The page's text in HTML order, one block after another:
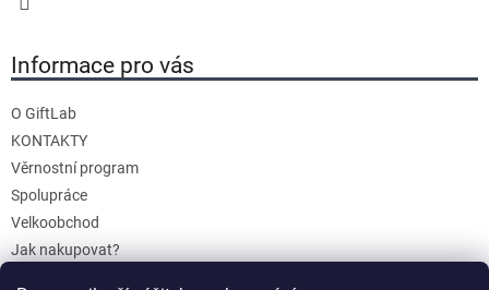
Informace pro vás
O GiftLab
KONTAKTY
Věrnostní program
Spolupráce
Velkoobchod
Jak nakupovat?